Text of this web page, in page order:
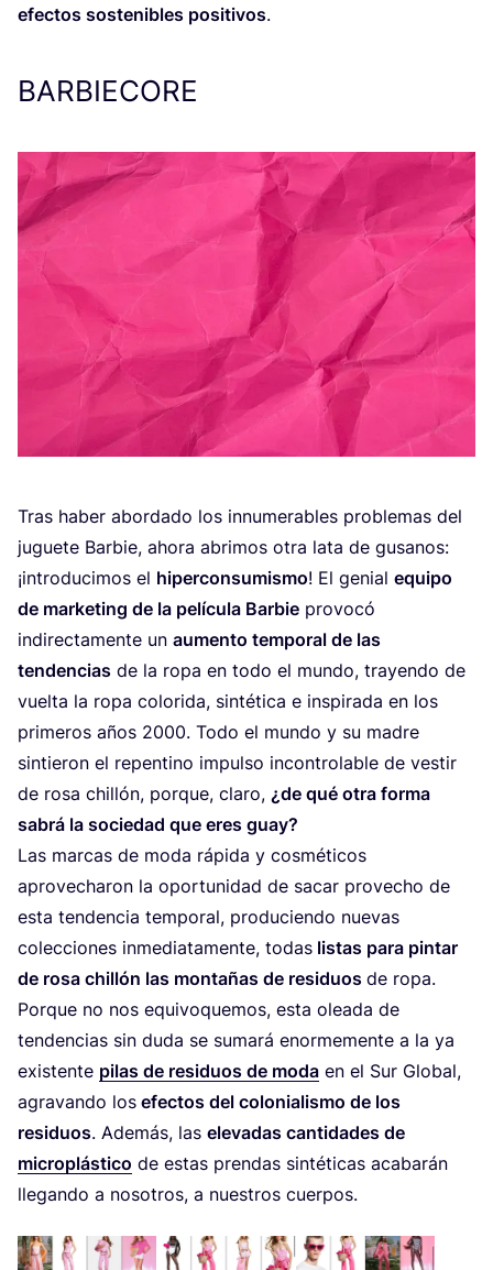
efec­tos sos­te­ni­bles posi­ti­vos.
BARBIECORE
Tras haber abor­da­do los innu­me­ra­bles pro­ble­mas del
jugue­te Bar­bie, aho­ra abri­mos otra lata de gusa­nos:
¡intro­du­ci­mos el hiper­con­su­mis­mo! El genial equi­po
de mar­ke­ting de la pelí­cu­la Bar­bie pro­vo­có
indi­rec­ta­men­te un aumen­to tem­po­ral de las
ten­den­cias de la ropa en todo el mun­do, tra­yen­do de
vuel­ta la ropa colo­ri­da, sin­té­ti­ca e ins­pi­ra­da en los
pri­me­ros años 2000. Todo el mun­do y su madre
sin­tie­ron el repen­tino impul­so incon­tro­la­ble de ves­tir
de rosa chi­llón, por­que, cla­ro, ¿de qué otra for­ma
sabrá la socie­dad que eres guay?
Las mar­cas de moda rápi­da y cos­mé­ti­cos
apro­ve­cha­ron la opor­tu­ni­dad de sacar pro­ve­cho de
esta ten­den­cia tem­po­ral, pro­du­cien­do nue­vas
colec­cio­nes inme­dia­ta­men­te, todas lis­tas para pin­tar
de rosa chi­llón las mon­ta­ñas de resi­duos de ropa.
Por­que no nos equi­vo­que­mos, esta olea­da de
ten­den­cias sin duda se suma­rá enor­me­men­te a la ya
exis­ten­te pilas de resi­duos de moda en el Sur Glo­bal,
agra­van­do los efec­tos del colo­nia­lis­mo de los
resi­duos. Ade­más, las ele­va­das can­ti­da­des de
micro­plás­ti­co de estas pren­das sin­té­ti­cas aca­ba­rán
lle­gan­do a noso­tros, a nues­tros cuerpos.